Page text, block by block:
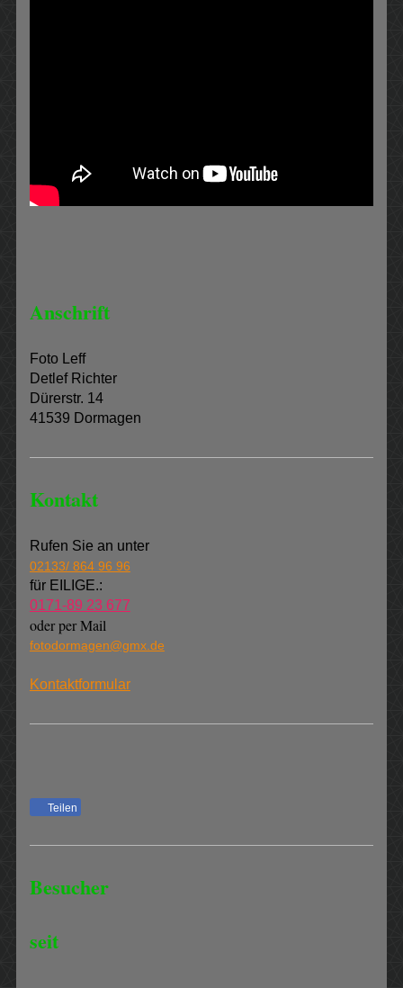
Anschrift
Foto Leff
Detlef Richter
Dürerstr. 14
41539 Dormagen
Kontakt
Rufen Sie an unter
02133/ 864 96 96
für EILIGE.:
0171-89 23 677
oder per Mail
fotodormagen@gmx.de
Kontaktformular
Teilen
Besucher
seit